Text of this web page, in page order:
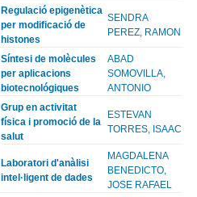
Regulació epigenètica
per modificació de
histones
SENDRA
PEREZ, RAMON
Síntesi de molècules
per aplicacions
biotecnológiques
ABAD
SOMOVILLA,
ANTONIO
Grup en activitat
física i promoció de la
salut
ESTEVAN
TORRES, ISAAC
Laboratori d'anàlisi
intel·ligent de dades
MAGDALENA
BENEDICTO,
JOSE RAFAEL